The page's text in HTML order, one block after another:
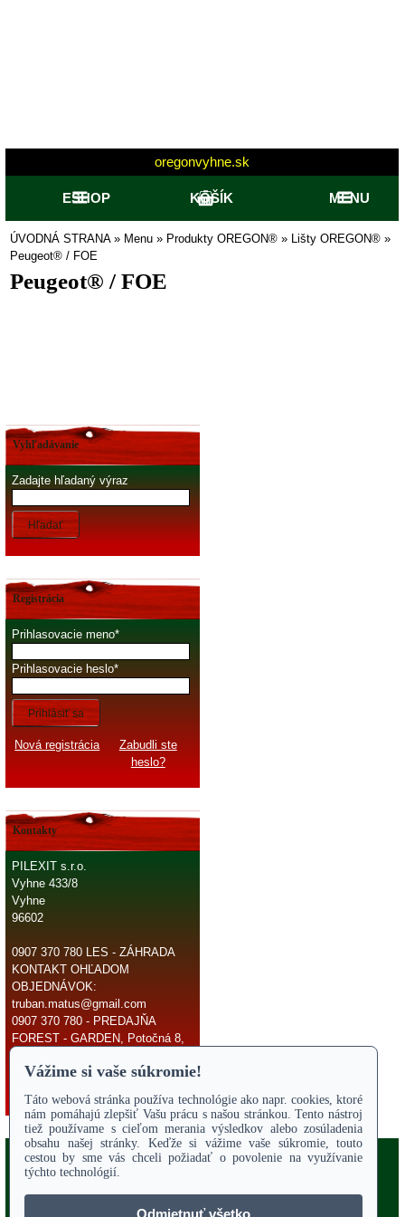
oregonvyhne.sk
ESHOP KOŠÍK MENU
ÚVODNÁ STRANA» Menu » Produkty OREGON® » Lišty OREGON® »
Peugeot® / FOE
Peugeot® / FOE
Vyhľadávanie
Zadajte hľadaný výraz
Hľadať
Registrácia
Prihlasovacie meno
Prihlasovacie heslo
Prihlásiť sa
Nová registrácia
Zabudli ste
heslo?
Kontakty
PILEXIT s.r.o.
Vyhne 433/8
Vyhne
96602
0907 370 780 LES - ZÁHRADA
KONTAKT OHĽADOM
OBJEDNÁVOK:
truban.matus@gmail.com
0907 370 780 - PREDAJŇA
FOREST - GARDEN, Potočná 8,
Copyright 2017Odstúpiť od zmluvy
ÚVODNÁ STRANA